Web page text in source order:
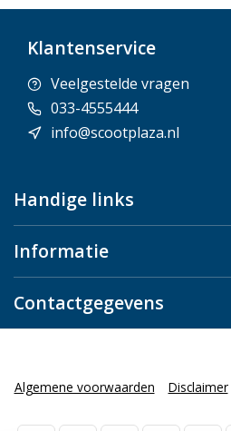
Klantenservice
Veelgestelde vragen
033-4555444
info@scootplaza.nl
Handige links
Informatie
Contactgegevens
Algemene voorwaarden Disclaimer